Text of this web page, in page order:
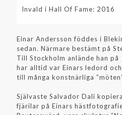
Invald i Hall Of Fame: 2016
Einar Andersson föddes i
sedan. Närmare bestämt på
Till Stockholm anlände han
har alltid var Einars ledord
till många konstnärliga
Självaste Salvador Dali
fjärilar på Einars